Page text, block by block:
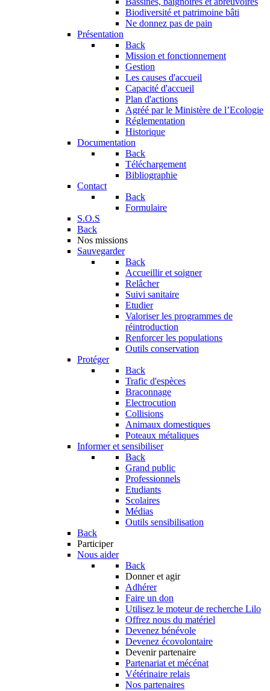
Biodiversité et patrimoine bâti
Ne donnez pas de pain
Présentation
Back
Mission et fonctionnement
Gestion
Les causes d'accueil
Capacité d'accueil
Plan d'actions
Agréé par le Ministère de l’Ecologie
Réglementation
Historique
Documentation
Back
Téléchargement
Bibliographie
Contact
Back
Formulaire
S.O.S
Back
Nos missions
Sauvegarder
Back
Accueillir et soigner
Relâcher
Suivi sanitaire
Etudier
Valoriser les programmes de
réintroduction
Renforcer les populations
Outils conservation
Protéger
Back
Trafic d'espèces
Braconnage
Electrocution
Collisions
Animaux domestiques
Poteaux métaliques
Informer et sensibiliser
Back
Grand public
Professionnels
Etudiants
Scolaires
Médias
Outils sensibilisation
Back
Participer
Nous aider
Back
Donner et agir
Adhérer
Faire un don
Utilisez le moteur de recherche Lilo
Offrez nous du matériel
Devenez bénévole
Devenez écovolontaire
Devenir partenaire
Partenariat et mécénat
Vétérinaire relais
Nos partenaires